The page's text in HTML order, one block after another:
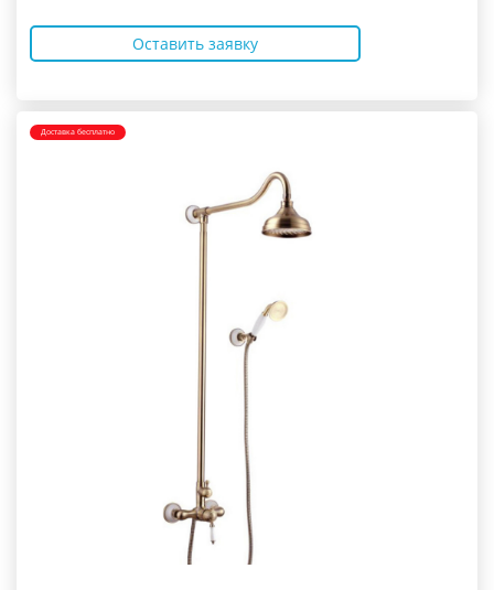
Оставить заявку
Доставка бесплатно